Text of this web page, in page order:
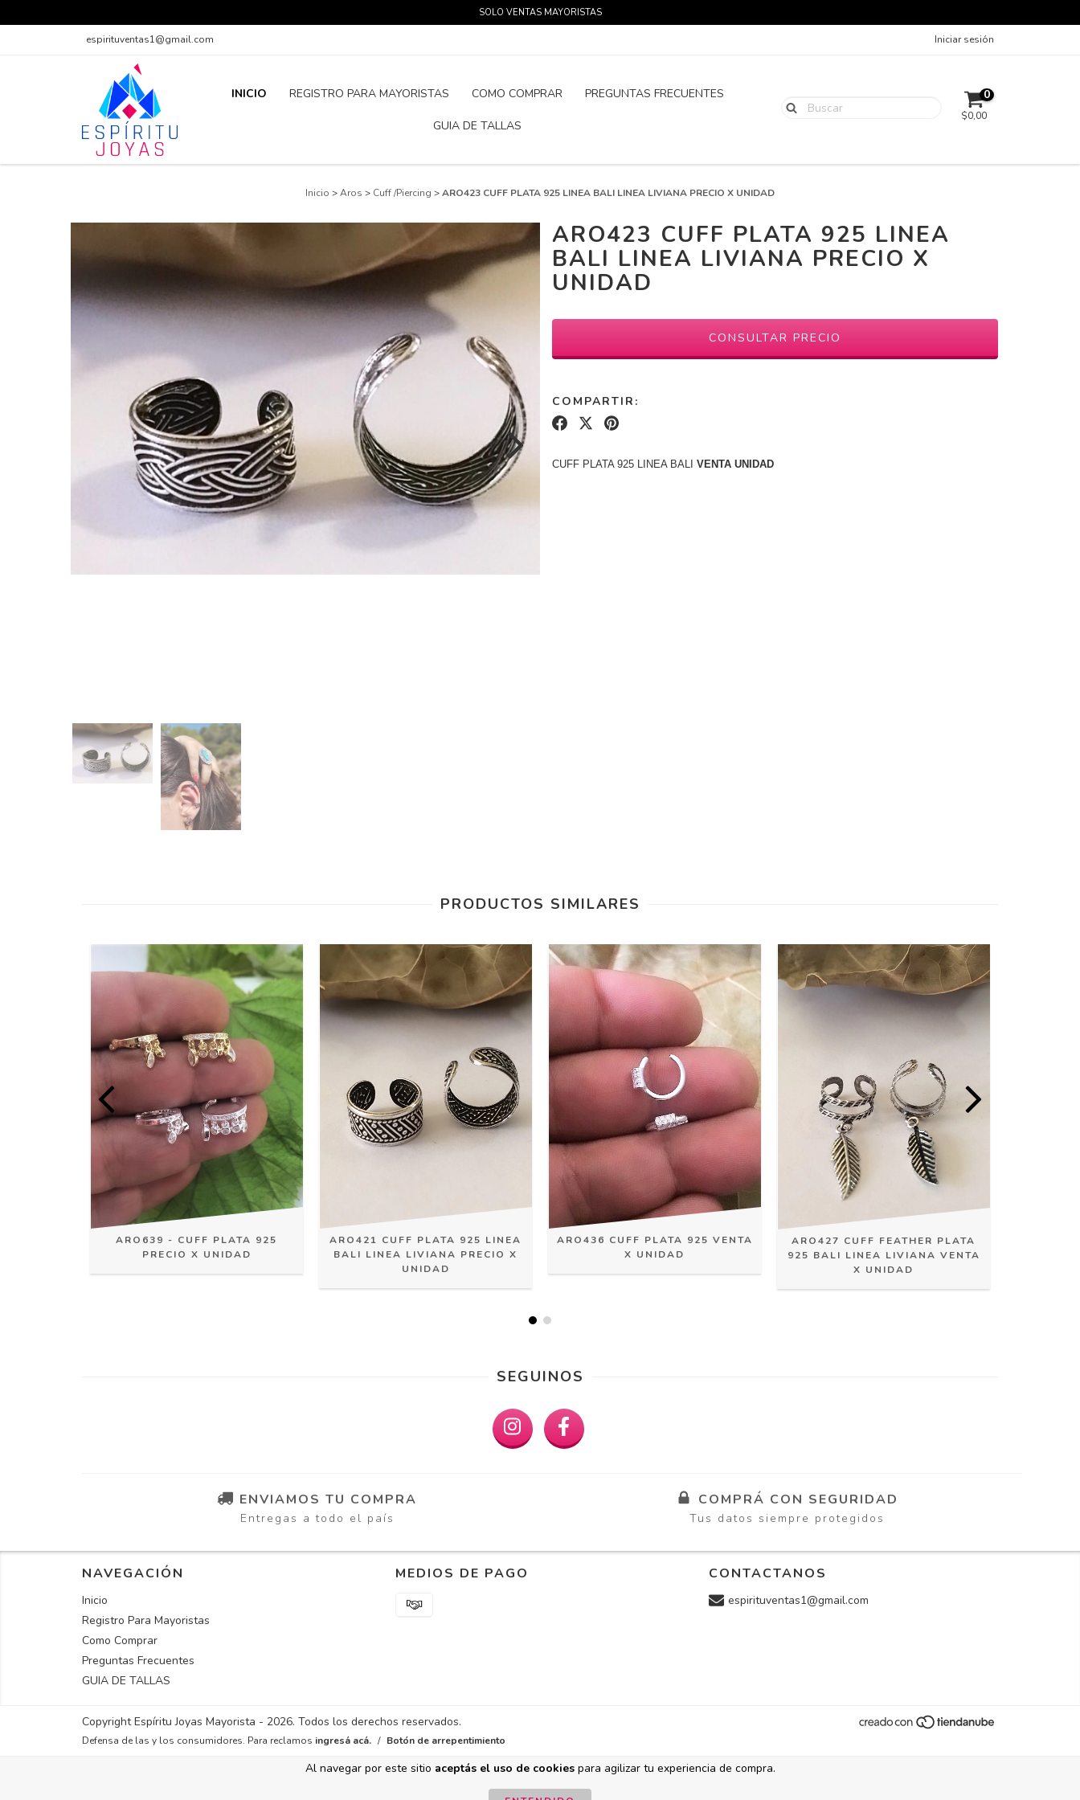
Al navegar por este sitio aceptás el uso de cookiespara agilizar tu experiencia de compra.
SOLO VENTAS MAYORISTAS
espirituventas1@gmail.com Iniciar sesión
INICIO REGISTRO PARA MAYORISTAS COMO COMPRAR PREGUNTAS FRECUENTES
GUIA DE TALLAS
0
$0,00
Inicio >Aros > Cuff /Piercing >ARO423 CUFF PLATA 925 LINEA BALI LINEA LIVIANA PRECIO X UNIDAD
ARO423 CUFF PLATA 925 LINEA
BALI LINEA LIVIANA PRECIO X
UNIDAD
COMPARTIR:
CUFF PLATA 925 LINEA BALI VENTA UNIDAD
PRODUCTOS SIMILARES
ARO639 - CUFF PLATA 925
PRECIO X UNIDAD
ARO421 CUFF PLATA 925 LINEA
BALI LINEA LIVIANA PRECIO X
UNIDAD
ARO436 CUFF PLATA 925 VENTA
X UNIDAD
ARO427 CUFF FEATHER PLATA
925 BALI LINEA LIVIANA VENTA
X UNIDAD
SEGUINOS
ENVIAMOS TU COMPRA
Entregas a todo el país
COMPRÁ CON SEGURIDAD
Tus datos siempre protegidos
NAVEGACIÓN
Inicio
Registro Para Mayoristas
Como Comprar
Preguntas Frecuentes
GUIA DE TALLAS
MEDIOS DE PAGO CONTACTANOS
espirituventas1@gmail.com
Copyright Espíritu Joyas Mayorista - 2026. Todos los derechos reservados.
Defensa de las y los consumidores. Para reclamos ingresá acá. / Botón de arrepentimiento